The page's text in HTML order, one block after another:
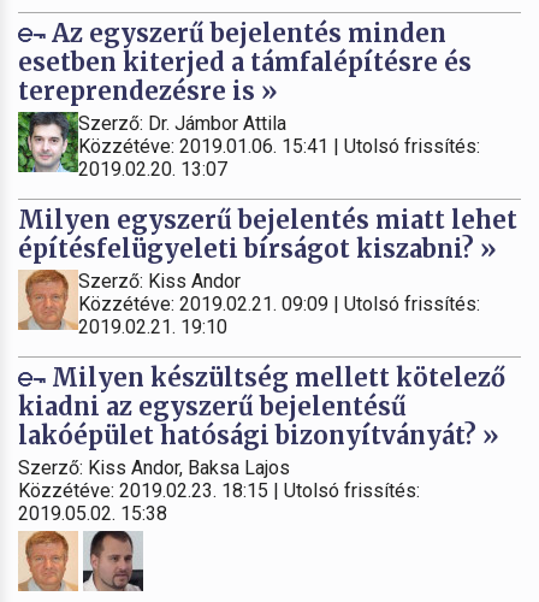
Az egyszerű bejelentés minden
esetben kiterjed a támfalépítésre és
tereprendezésre is »
Szerző: Dr. Jámbor Attila
Közzétéve: 2019.01.06. 15:41 | Utolsó frissítés:
2019.02.20. 13:07
Milyen egyszerű bejelentés miatt lehet
építésfelügyeleti bírságot kiszabni? »
Szerző: Kiss Andor
Közzétéve: 2019.02.21. 09:09 | Utolsó frissítés:
2019.02.21. 19:10
Milyen készültség mellett kötelező
kiadni az egyszerű bejelentésű
lakóépület hatósági bizonyítványát? »
Szerző: Kiss Andor, Baksa Lajos
Közzétéve: 2019.02.23. 18:15 | Utolsó frissítés:
2019.05.02. 15:38